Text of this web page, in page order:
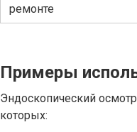
ремонте
Примеры
Эндоскопический
которых: